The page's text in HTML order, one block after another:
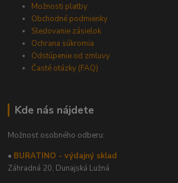
Možnosti platby
Obchodné podmienky
Sledovanie zásielok
Ochrana súkromia
Odstúpenie od zmluvy
Časté otázky (FAQ)
Kde nás nájdete
Možnosť osobného odberu:
• BURATINO - výdajný sklad
Záhradná 20, Dunajská Lužná